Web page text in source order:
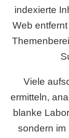
indexierte
Web
Viele
ermitteln,
blanke
sondern im